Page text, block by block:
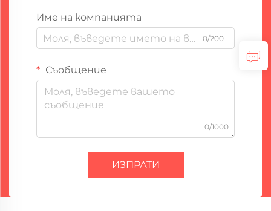
Име на компанията
0/200
Съобщение
0/1000
ИЗПРАТИ